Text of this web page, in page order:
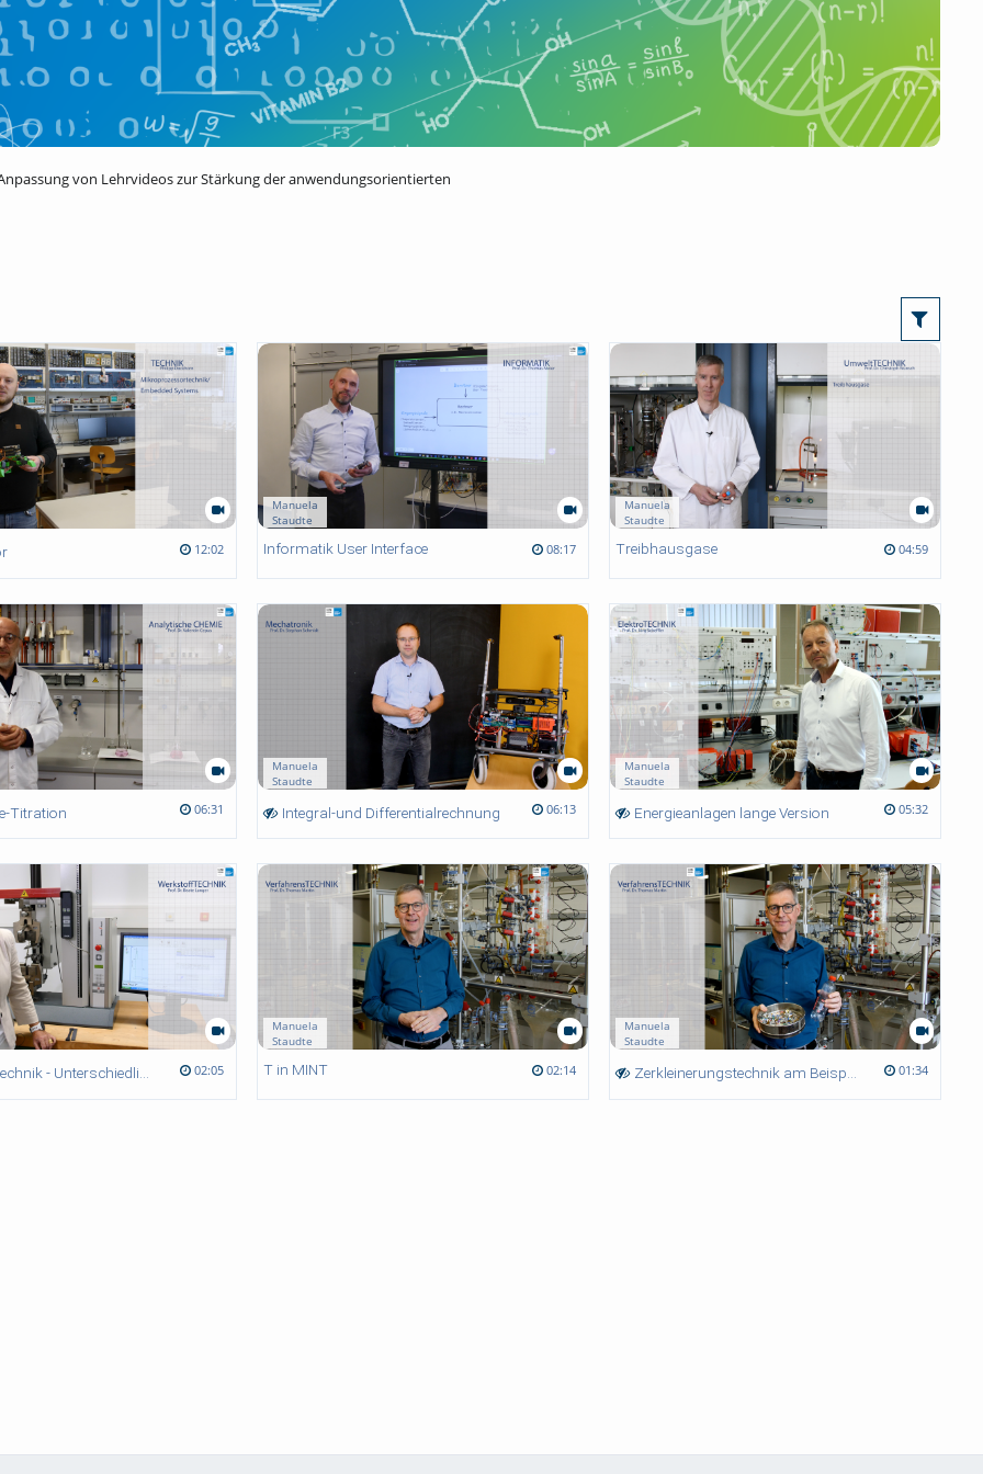
von Lehrvideos zur Stärkung der anwendungsorientierten
12:02
Manuela
Staudte
Informatik User Interface 08:17
Manuela
Staudte
Treibhausgase 04:59
Titration 06:31
Manuela
Staudte
Integral-und Differentialrechnung 06:13
Manuela
Staudte
Energieanlagen lange Version 05:32
Festigkeit von Werkstoffen 02:05
Manuela
Staudte
T in MINT 02:14
Manuela
Staudte
Zerkleinerungstechnik am Beispiel PET 01:34